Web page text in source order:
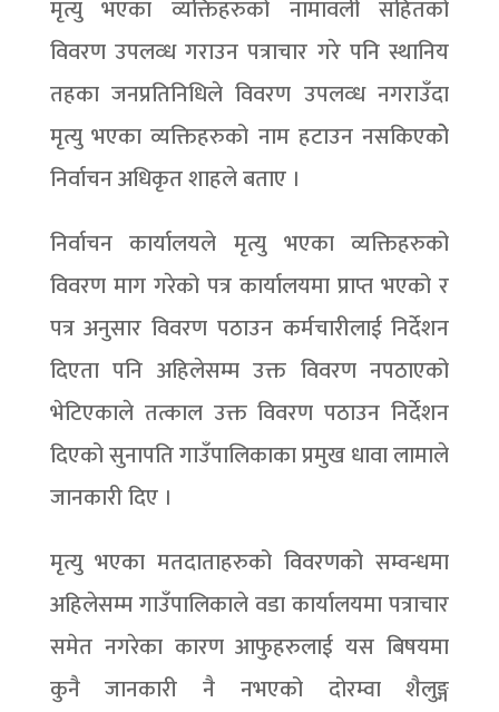
मृत्यु भएका व्यक्तिहरुको नामावली सहितको
विवरण उपलव्ध गराउन पत्राचार गरे पनि स्थानिय
तहका जनप्रतिनिधिले विवरण उपलव्ध नगराउँदा
मृत्यु भएका व्यक्तिहरुको नाम हटाउन नसकिएकोे
निर्वाचन अधिकृत शाहले बताए ।
निर्वाचन कार्यालयले मृत्यु भएका व्यक्तिहरुको
विवरण माग गरेको पत्र कार्यालयमा प्राप्त भएको र
पत्र अनुसार विवरण पठाउन कर्मचारीलाई निर्देशन
दिएता पनि अहिलेसम्म उक्त विवरण नपठाएको
भेटिएकाले तत्काल उक्त विवरण पठाउन निर्देशन
दिएको सुनापति गाउँपालिकाका प्रमुख धावा लामाले
जानकारी दिए ।
मृत्यु भएका मतदाताहरुको विवरणको सम्वन्धमा
अहिलेसम्म गाउँपालिकाले वडा कार्यालयमा पत्राचार
समेत नगरेका कारण आफुहरुलाई यस बिषयमा
कुनै जानकारी नै नभएको दोरम्वा शैलुङ्ग